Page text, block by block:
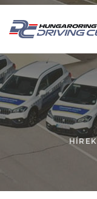
HÍREK